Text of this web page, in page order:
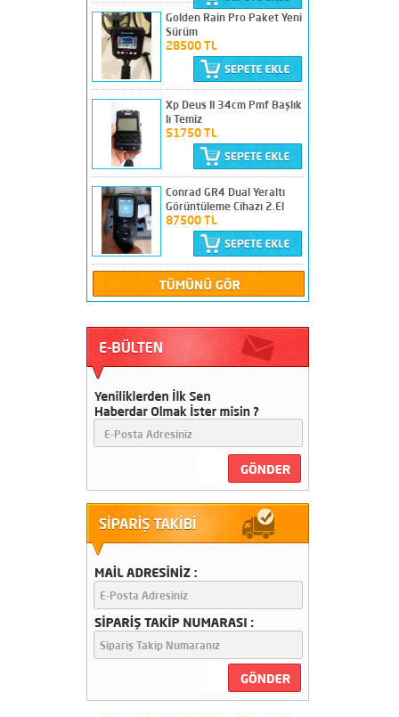
PROTON ELİC RB-I M-4 Sıfır
Ayarında
260000 TL
Deep 3D Max Alan
Tarama+Yeraltı
Görüntüleme Cihazı 2.El
38500 TL
Adrenalin Z18 Yeraltı
Görüntüleme Cihazı 2.El
67500 TL
Nokta Score 3 Temiz
19750 TL
18"dd 45 cm Ayrım lı Başlık
Minelab Gp-Gpx Serilerine
Golden Rain Pro Paket Yeni
28500 TL
Golden Rain Pro Paket Yeni
Sürüm
28500 TL
Xp Deus II 34cm Pmf Başlık
lı Temiz
51750 TL
Conrad GR4 Dual Yeraltı
Görüntüleme Cihazı 2.El
87500 TL